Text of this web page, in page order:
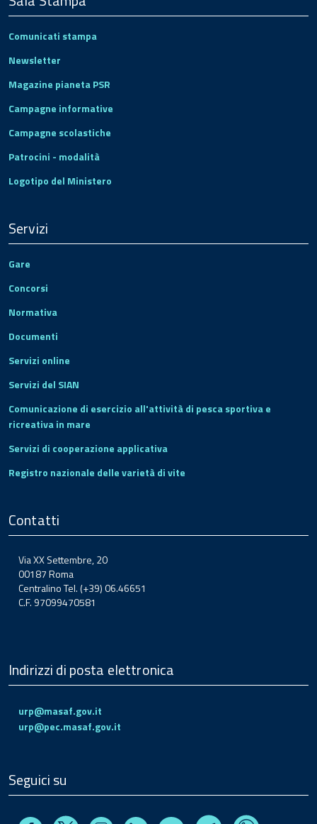
Comunicati stampa
Newsletter
Magazine pianeta PSR
Campagne informative
Campagne scolastiche
Patrocini - modalità
Logotipo del Ministero
Servizi
Gare
Concorsi
Normativa
Documenti
Servizi online
Servizi del SIAN
Comunicazione di esercizio all'attività di pesca sportiva e
ricreativa in mare
Servizi di cooperazione applicativa
Registro nazionale delle varietà di vite
Contatti
Via XX Settembre, 20
00187 Roma
Centralino Tel. (+39) 06.46651
C.F. 97099470581
Indirizzi di posta elettronica
urp@masaf.gov.it
urp@pec.masaf.gov.it
Seguici su